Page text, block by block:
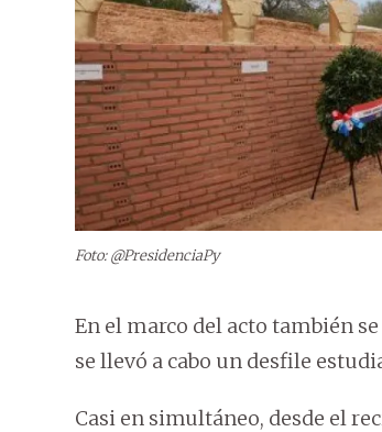
Foto: @PresidenciaPy
En el marco del acto también
se llevó a cabo un desfile
Casi en simultáneo, desde el